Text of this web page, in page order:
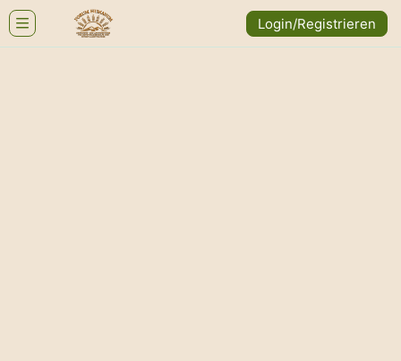
Login/Registrieren